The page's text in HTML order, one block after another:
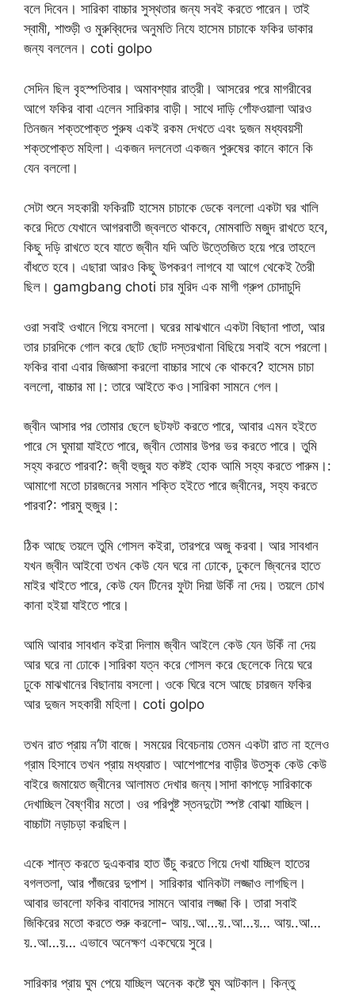
বলে দিবেন। সারিকা বাচ্চার সুস্থতার জন্য সবই করতে পারেন। তাই
স্বামী, শাশুড়ী ও মুরুব্বিদের অনুমতি নিযে হাসেম চাচাকে ফকির ডাকার
জন্য বললেন। coti golpo
সেদিন ছিল বৃহস্পতিবার। অমাবশ্যার রাত্রী। আসরের পরে মাগরীবের
আগে ফকির বাবা এলেন সারিকার বাড়ী। সাথে দাড়ি গোঁফওয়ালা আরও
তিনজন শক্তপোক্ত পুরুষ একই রকম দেখতে এবং দুজন মধ্যবয়সী
শক্তপোক্ত মহিলা। একজন দলনেতা একজন পুরুষের কানে কানে কি
যেন বললো।
সেটা শুনে সহকারী ফকিরটি হাসেম চাচাকে ডেকে বললো একটা ঘর খালি
করে দিতে যেখানে আগরবাতী জ্বলতে থাকবে, মোমবাতি মজুদ রাখতে হবে,
কিছু দড়ি রাখতে হবে যাতে জ্বীন যদি অতি উত্তেজিত হয়ে পরে তাহলে
বাঁধতে হবে। এছারা আরও কিছু উপকরণ লাগবে যা আগে থেকেই তৈরী
ছিল। gamgbang choti চার মুরিদ এক মাগী গ্রুপ চোদাচুদি
ওরা সবাই ওখানে গিয়ে বসলো। ঘরের মাঝখানে একটা বিছানা পাতা, আর
তার চারদিকে গোল করে ছোট ছোট দস্তরখানা বিছিয়ে সবাই বসে পরলো।
ফকির বাবা এবার জিজ্ঞাসা করলো বাচ্চার সাথে কে থাকবে? হাসেম চাচা
বললো, বাচ্চার মা।: তারে আইতে কও।সারিকা সামনে গেল।
জ্বীন আসার পর তোমার ছেলে ছটফট করতে পারে, আবার এমন হইতে
পারে সে ঘুমায়া যাইতে পারে, জ্বীন তোমার উপর ভর করতে পারে। তুমি
সহ্য করতে পারবা?: জ্বী হুজুর যত কষ্টই হোক আমি সহ্য করতে পারুম।:
আমাগো মতো চারজনের সমান শক্তি হইতে পারে জ্বীনের, সহ্য করতে
পারবা?: পারমু হুজুর।:
ঠিক আছে তয়লে তুমি গোসল কইরা, তারপরে অজু করবা। আর সাবধান
যখন জ্বীন আইবো তখন কেউ যেন ঘরে না ঢোকে, ঢুকলে জ্বিনের হাতে
মাইর খাইতে পারে, কেউ যেন টিনের ফুটা দিয়া উকিঁ না দেয়। তয়লে চোখ
কানা হইয়া যাইতে পারে।
আমি আবার সাবধান কইরা দিলাম জ্বীন আইলে কেউ যেন উকিঁ না দেয়
আর ঘরে না ঢোকে।সারিকা যত্ন করে গোসল করে ছেলেকে নিয়ে ঘরে
ঢুকে মাঝখানের বিছানায় বসলো। ওকে ঘিরে বসে আছে চারজন ফকির
আর দুজন সহকারী মহিলা। coti golpo
তখন রাত প্রায় ন’টা বাজে। সময়ের বিবেচনায় তেমন একটা রাত না হলেও
গ্রাম হিসাবে তখন প্রায় মধ্যরাত। আশেপাশের বাড়ীর উতসুক কেউ কেউ
বাইরে জমায়েত জ্বীনের আলামত দেখার জন্য।সাদা কাপড়ে সারিকাকে
দেখাচ্ছিল বৈষ্ণবীর মতো। ওর পরিপুষ্ট স্তনদুটো স্পষ্ট বোঝা যাচ্ছিল।
বাচ্চাটা নড়াচড়া করছিল।
একে শান্ত করতে দুএকবার হাত উঁচু করতে গিয়ে দেখা যাচ্ছিল হাতের
বগলতলা, আর পাঁজরের দুপাশ। সারিকার খানিকটা লজ্জাও লাগছিল।
আবার ভাবলো ফকির বাবাদের সামনে আবার লজ্জা কি। তারা সবাই
জিকিরের মতো করতে শুরু করলো- আয়..আ…য়..আ…য়… আয়..আ…
য়..আ…য়… এভাবে অনেক্ষণ একঘেয়ে সুরে।
সারিকার প্রায় ঘুম পেয়ে যাচ্ছিল অনেক কষ্টে ঘুম আটকাল। কিন্তু